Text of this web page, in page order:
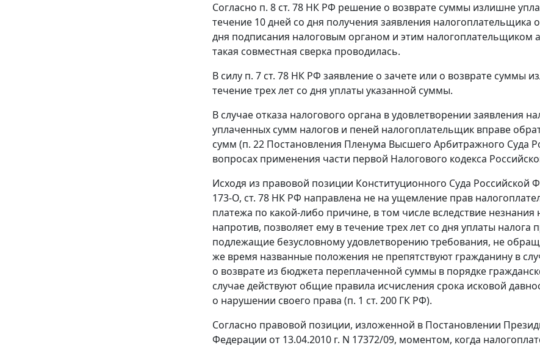
Согласно п. 8 ст. 78 НК РФ решение о возврате суммы излишне
течение 10 дней со дня получения заявления
дня подписания налоговым органом и этим налогоплательщиком
такая совместная сверка проводилась.
В силу п. 7 ст. 78 НК РФ заявление о зачете или о возврате суммы
течение трех лет со дня уплаты указанной суммы.
В случае отказа налогового органа в удовлетворении заявления
уплаченных сумм налогов и пеней налогоплательщик вправе
сумм (п. 22 Постановления Пленума Высшего Арбитражного Суда
вопросах применения части первой Налогового кодекса
Исходя из правовой позиции Конституционного Суда
173-О, ст. 78 НК РФ направлена не на ущемление прав
платежа по какой-либо причине, в том числе вследствие
напротив, позволяет ему в течение трех лет со дня уплаты
подлежащие безусловному удовлетворению требования, не
же время названные положения не препятствуют гражданину в
о возврате из бюджета переплаченной суммы в порядке
случае действуют общие правила исчисления срока исковой
о нарушении своего права (п. 1 ст. 200 ГК РФ).
Согласно правовой позиции, изложенной в Постановлении
Федерации от 13.04.2010 г. N 17372/09, моментом, когда